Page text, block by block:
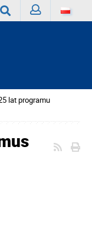
lat programu